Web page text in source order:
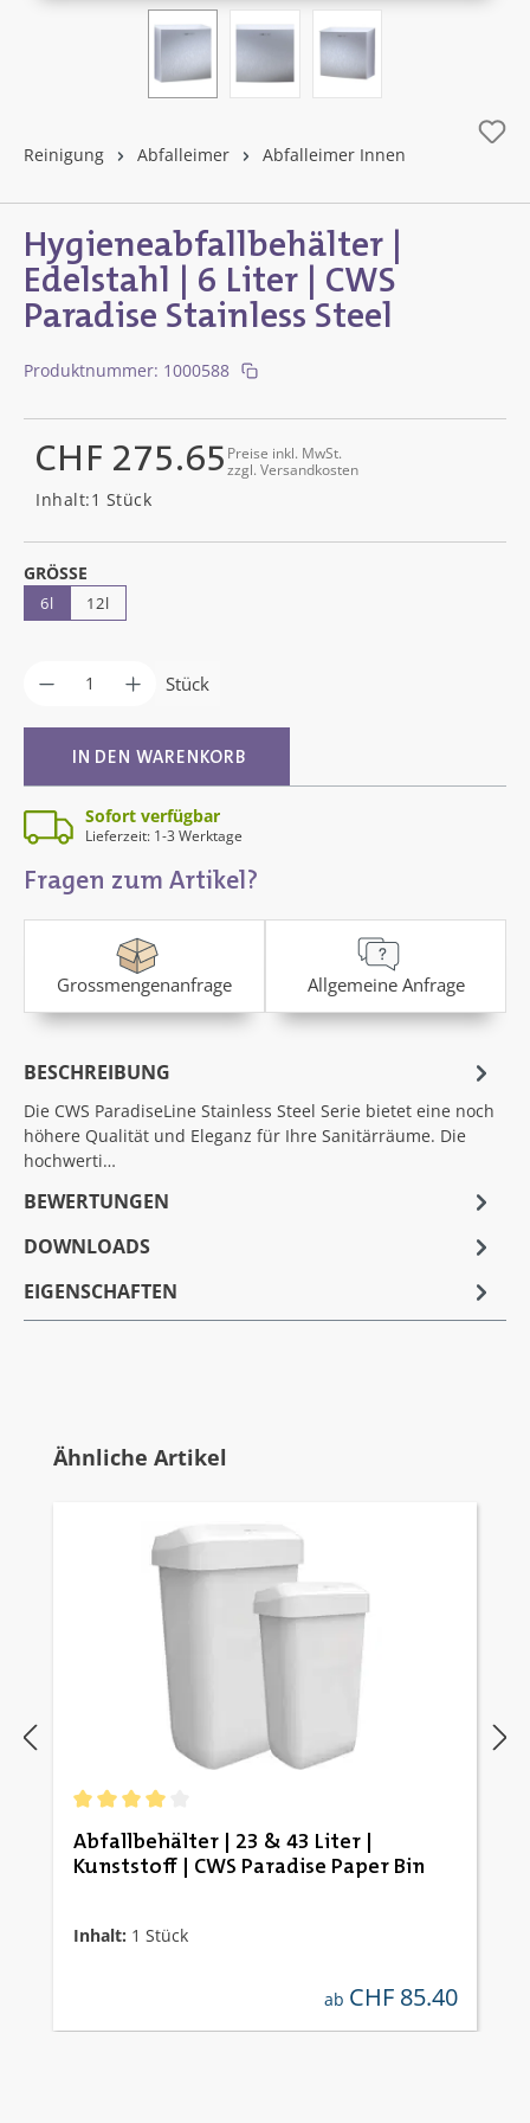
Reinigung Abfalleimer Abfalleimer Innen
Hygieneabfallbehälter |
Edelstahl | 6 Liter | CWS
Paradise Stainless Steel
Regulärer Preis:
CHF 275.65 Preise inkl. MwSt.
zzgl. Versandkosten
Inhalt:1 Stück
GRÖSSE
6l 12l
Produkt Anzahl: Gib den gewünschten
Stück
IN DEN WARENKORB
Sofort verfügbar
Lieferzeit: 1-3 Werktage
Produktnummer: 1000588
Fragen zum Artikel?
Grossmengenanfrage Allgemeine Anfrage
BESCHREIBUNG
Die CWS ParadiseLine Stainless Steel Serie bietet eine noch
höhere Qualität und Eleganz für Ihre Sanitärräume. Die
hochwerti…
BEWERTUNGEN
DOWNLOADS
EIGENSCHAFTEN
Produktgalerie überspringen
Ähnliche Artikel
Abfallbehälter | 23 & 43 Liter |
Kunststoff | CWS Paradise Paper Bin
Inhalt: 1 Stück
regulärer preis:
ab CHF 85.40